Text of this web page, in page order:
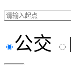
公交